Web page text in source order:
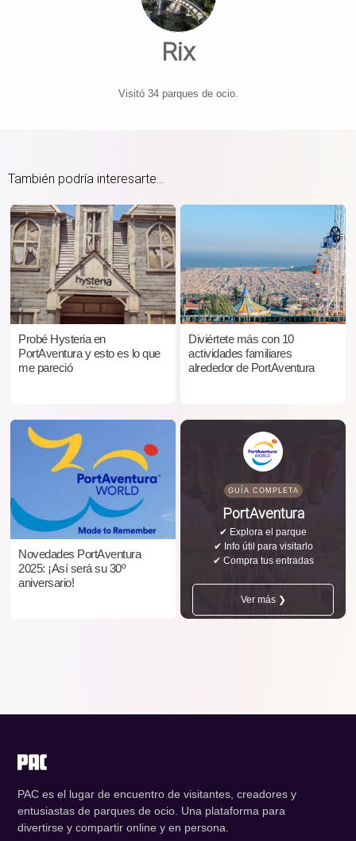
Rix
Visitó 34 parques de ocio.
También podría interesarte...
Probé Hysteria en
PortAventura y esto es lo que
me pareció
Diviértete más con 10
actividades familiares
alrededor de PortAventura
Novedades PortAventura
2025: ¡Así será su 30º
aniversario!
GUÍA COMPLETA
PortAventura
✔ Explora el parque
✔ Info útil para visitarlo
✔ Compra tus entradas
Ver más ❯
PAC es el lugar de encuentro de visitantes, creadores y
entusiastas de parques de ocio. Una plataforma para
divertirse y compartir online y en persona.